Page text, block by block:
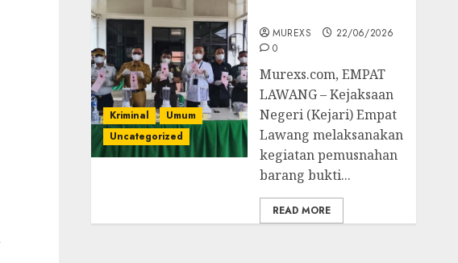
Kriminal
Umum
Uncategorized
MUREXS
22/06/2026
0
‎Murexs.com, EMPAT
LAWANG – Kejaksaan
Negeri (Kejari) Empat
Lawang melaksanakan
kegiatan pemusnahan
barang bukti...
READ MORE